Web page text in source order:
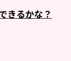
きるかな？